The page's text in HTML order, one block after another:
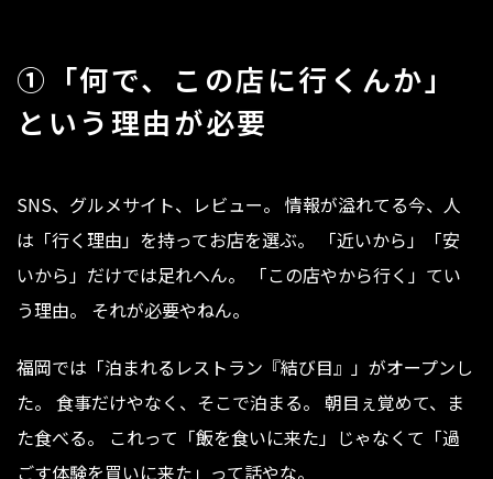
①「何で、この店に行くんか」
という理由が必要
SNS、グルメサイト、レビュー。 情報が溢れてる今、人
は「行く理由」を持ってお店を選ぶ。 「近いから」「安
いから」だけでは足れへん。 「この店やから行く」てい
う理由。 それが必要やねん。
福岡では「泊まれるレストラン『結び目』」がオープンし
た。 食事だけやなく、そこで泊まる。 朝目ぇ覚めて、ま
た食べる。 これって「飯を食いに来た」じゃなくて「過
ごす体験を買いに来た」って話やな。